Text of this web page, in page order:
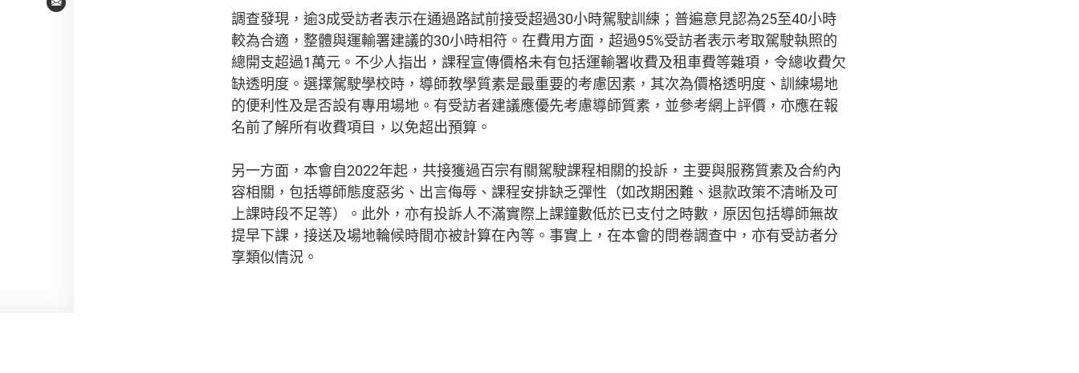
Email
調查發現，逾3成受訪者表示在通過路試前接受超過30小時駕駛訓練；普遍意見認為25至40小時
較為合適，整體與運輸署建議的30小時相符。在費用方面，超過95%受訪者表示考取駕駛執照的
總開支超過1萬元。不少人指出，課程宣傳價格未有包括運輸署收費及租車費等雜項，令總收費欠
缺透明度。選擇駕駛學校時，導師教學質素是最重要的考慮因素，其次為價格透明度、訓練場地
的便利性及是否設有專用場地。有受訪者建議應優先考慮導師質素，並參考網上評價，亦應在報
名前了解所有收費項目，以免超出預算。
另一方面，本會自2022年起，共接獲過百宗有關駕駛課程相關的投訴，主要與服務質素及合約內
容相關，包括導師態度惡劣、出言侮辱、課程安排缺乏彈性（如改期困難、退款政策不清晰及可
上課時段不足等）。此外，亦有投訴人不滿實際上課鐘數低於已支付之時數，原因包括導師無故
提早下課，接送及場地輪候時間亦被計算在內等。事實上，在本會的問卷調查中，亦有受訪者分
享類似情況。